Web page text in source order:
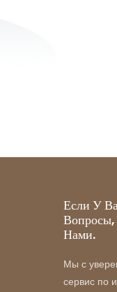
Если У
Вопросы,
Нами.
Мы с
сервис по